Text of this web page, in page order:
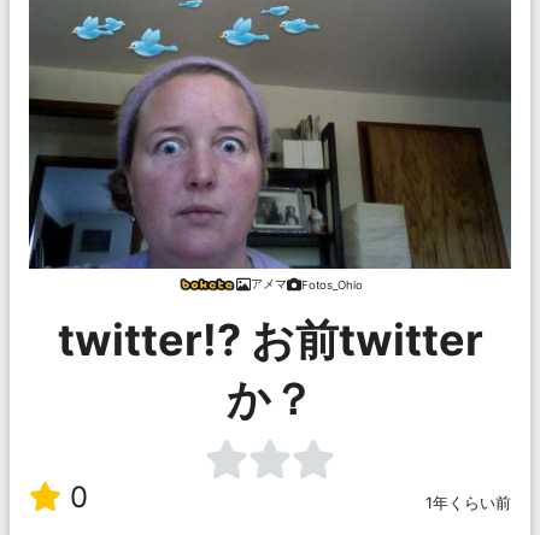
アメマ Fotos_Ohio
twitter!? お前twitter
か？
0 1年くらい前